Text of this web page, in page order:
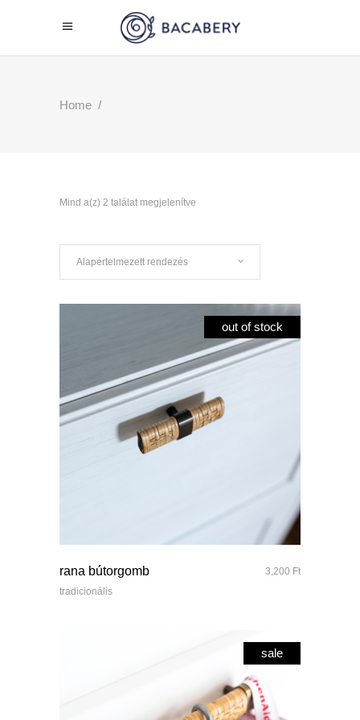
Home /
Mind a(z) 2 találat megjelenítve
Alapértelmezett rendezés
out of stock
rana bútorgomb 3,200 Ft
tradicionális
sale